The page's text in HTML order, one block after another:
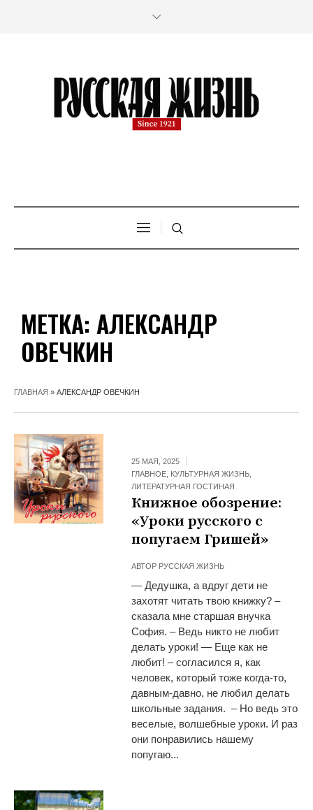
МЕТКА: АЛЕКСАНДР
ОВЕЧКИН
ГЛАВНАЯ » АЛЕКСАНДР ОВЕЧКИН
25 МАЯ, 2025
ГЛАВНОЕ КУЛЬТУРНАЯ ЖИЗНЬ
ЛИТЕРАТУРНАЯ ГОСТИНАЯ
Книжное обозрение:
«Уроки русского с
попугаем Гришей»
АВТОР РУССКАЯ ЖИЗНЬ
— Дедушка, а вдруг дети не
захотят читать твою книжку? –
сказала мне старшая внучка
София. – Ведь никто не любит
делать уроки! — Еще как не
любит! – согласился я, как
человек, который тоже когда-то,
давным-давно, не любил делать
школьные задания. – Но ведь это
веселые, волшебные уроки. И раз
они понравились нашему
попугаю...